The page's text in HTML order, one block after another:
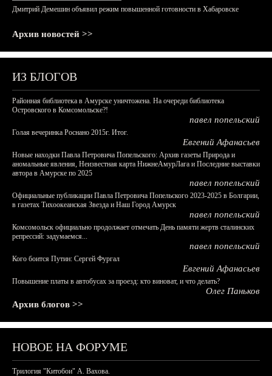
Дмитрий Демешин объявил режим повышенной готовности в Хабаровске
Архив новостей >>
ИЗ БЛОГОВ
Районная библиотека в Амурске уничтожена. На очереди библиотека
Островского в Комсомольске?!
павел попельский
Голая вечеринка Роснано 2015г. Итог.
Евгений Афанасьев
Новые находки Павла Петровича Попельского: Архив газеты Природа и
аномальные явления, Неизвестная карта НижнеАмурЛага и Последние выставки
автора в Амурске по 2025
павел попельский
Официальные публикации Павла Петровича Попельского 2023-2025 в Болгарии,
в газетах Тихоокеанская Звезда и Наш Город Амурск
павел попельский
Комсомольск официально продолжает отмечать День памяти жертв сталинских
репрессий: задумаемся...
павел попельский
Кого боится Путин: Сергей Фургал
Евгений Афанасьев
Повышение платы в автобусах за проезд: кто виноват, и что делать?
Олег Паньков
Архив блогов >>
НОВОЕ НА ФОРУМЕ
Трилогия "Китобои" А. Вахова.